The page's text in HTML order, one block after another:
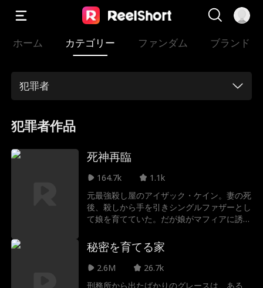
ホーム カテゴリー ファンダム ブランド
犯罪者
犯罪者作品
死神再臨
164.7k
1.1k
元最強殺し屋のアイザック・ケイン。妻の死
後、殺しから手を引きシングルファザーとし
て娘を育てていた。だが娘がマフィアに誘拐
の愛が生み出した復讐劇が今、始まる。
秘密を育てる家
2.6M
26.7k
刑務所から出たばかりのグレースは、ある